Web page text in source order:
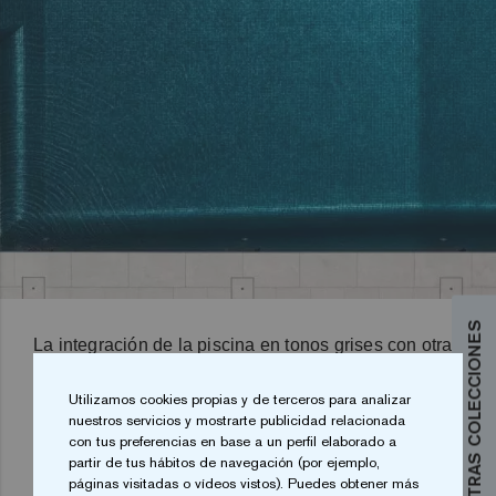
La integración de la piscina en tonos grises con otras
lado, encontramos una cocina exterior moderna,
ideal para disfrutar de comidas al aire libre con
familia y amigos. El jardín, meticulosamente cuidado,
ofrece un espacio verde que complementa la
Utilizamos cookies propias y de terceros para analizar
nuestros servicios y mostrarte publicidad relacionada
con tus preferencias en base a un perfil elaborado a
partir de tus hábitos de navegación (por ejemplo,
páginas visitadas o vídeos vistos). Puedes obtener más